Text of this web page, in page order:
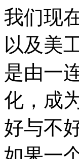
我们现
以及美
是由一
化，成
好与不